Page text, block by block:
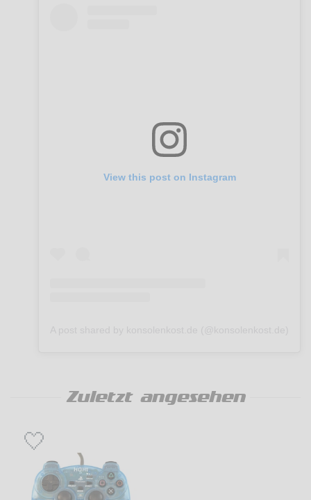
View this post on Instagram
Zuletzt angesehen